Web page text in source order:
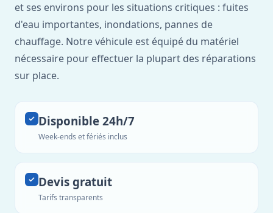
et ses environs pour les situations critiques : fuites
d'eau importantes, inondations, pannes de
chauffage. Notre véhicule est équipé du matériel
nécessaire pour effectuer la plupart des réparations
sur place.
Disponible 24h/7
Week-ends et fériés inclus
Devis gratuit
Tarifs transparents